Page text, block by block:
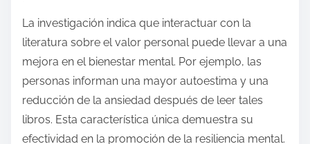
La investigación indica que interactuar con la
literatura sobre el valor personal puede llevar a una
mejora en el bienestar mental. Por ejemplo, las
personas informan una mayor autoestima y una
reducción de la ansiedad después de leer tales
libros. Esta característica única demuestra su
efectividad en la promoción de la resiliencia mental.